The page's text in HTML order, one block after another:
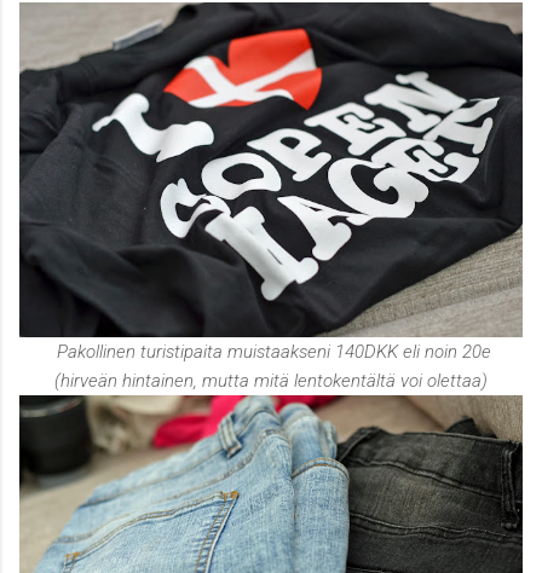
Pakollinen turistipaita muistaakseni 140DKK eli noin 20e
(hirveän hintainen, mutta mitä lentokentältä voi olettaa)